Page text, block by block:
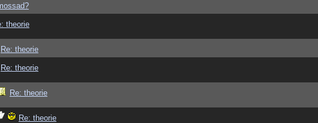
theorie
Re: theorie
Re: theorie
Re: theorie
Re: theorie